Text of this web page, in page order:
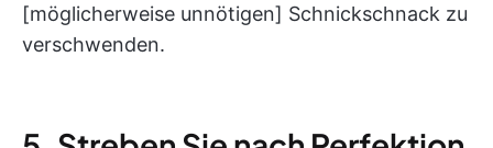
[möglicherweise unnötigen] Schnickschnack zu
verschwenden.